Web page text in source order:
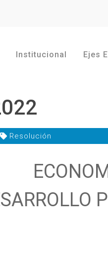
Institucional Ejes
Resolución